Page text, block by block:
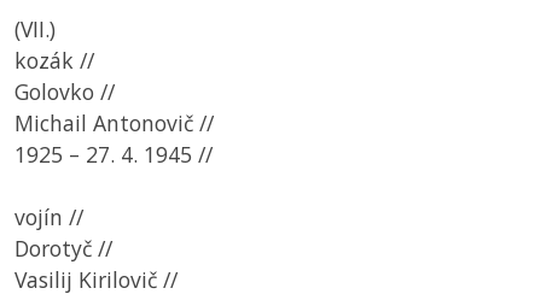
(VII.)
kozák //
Golovko //
Michail Antonovič //
1925 – 27. 4. 1945 //
vojín //
Dorotyč //
Vasilij Kirilovič //